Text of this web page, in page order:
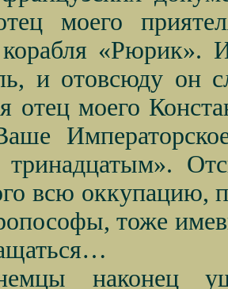
моего
корабля
и отовсюду
отец моего
тринадцатым».
всю оккупацию,
тоже
наконец